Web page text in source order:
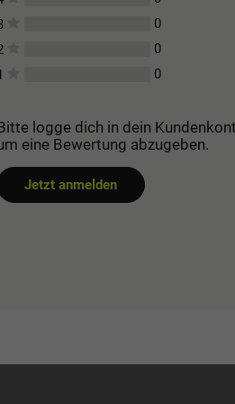
0
0
0
logge dich in dein
eine Bewertung abzugeben.
Jetzt anmelden